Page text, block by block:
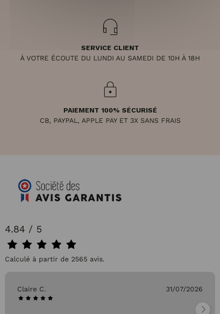
SERVICE CLIENT
À VOTRE ÉCOUTE DU LUNDI AU SAMEDI DE 10H À 18H
PAIEMENT 100% SÉCURISÉ
CB, PAYPAL, APPLE PAY ET 3X SANS FRAIS
4.84 / 5
Calculé à partir de 2565 avis.
Claire C. 31/07/2026